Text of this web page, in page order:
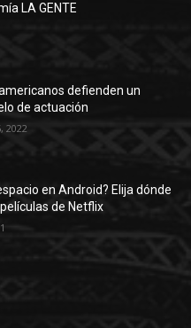
LA GENTE
defienden un
de actuación
2022
en Android? Elija dónde
de Netflix